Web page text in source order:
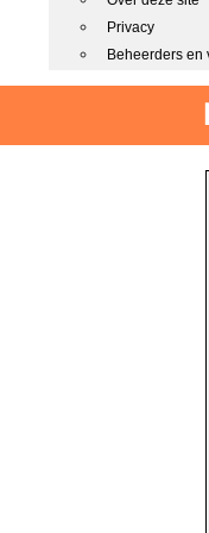
Privacy
Beheerders en